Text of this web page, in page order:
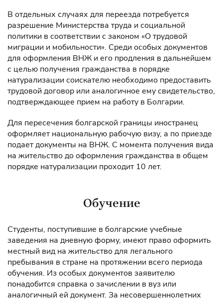
В отдельных случаях для переезда потребуется
разрешение Министерства труда и социальной
политики в соответствии с законом «О трудовой
миграции и мобильности». Среди особых документов
для оформления ВНЖ и его продления в дальнейшем
с целью получения гражданства в порядке
натурализации соискателю необходимо предоставить
трудовой договор или аналогичное ему свидетельство,
подтверждающее прием на работу в Болгарии.
Для пересечения болгарской границы иностранец
оформляет национальную рабочую визу, а по приезде
подает документы на ВНЖ. С момента получения вида
на жительство до оформления гражданства в общем
порядке натурализации проходит 10 лет.
Обучение
Студенты, поступившие в болгарские учебные
заведения на дневную форму, имеют право оформить
местный вид на жительство для легального
пребывания в стране на протяжении всего периода
обучения. Из особых документов заявителю
понадобится справка о зачислении в вуз или
аналогичный ей документ. За несовершеннолетних